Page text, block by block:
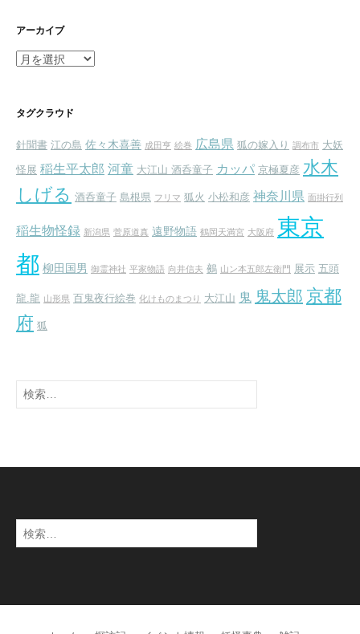
アーカイブ
ア
イ
タグクラウド
針聞書 江の島 佐々木喜善 成田亨 絵巻 広島県 狐の嫁入り 調布市 大妖
怪展 稲生平太郎 河童 大江山 酒呑童子 カッパ 京極夏彦 水木
しげる 酒呑童子 島根県 フリマ 狐火 小松和彦 神奈川県 面掛行列
稲生物怪録 新潟県 菅原道真 遠野物語 鶴岡天満宮 大阪府 東京
都 柳田国男 御霊神社 平家物語 向井信夫 鵺 山ン本五郎左衛門 展示 五頭
龍.龍 山形県 百鬼夜行絵巻 化けものまつり 大江山 鬼 鬼太郎 京都
府 狐
検
索:
検
索: